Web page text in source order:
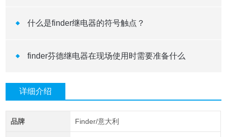
什么是finder继电器的符号触点？
finder芬德继电器在现场使用时需要准备什么
详细介绍
品牌 Finder/意大利